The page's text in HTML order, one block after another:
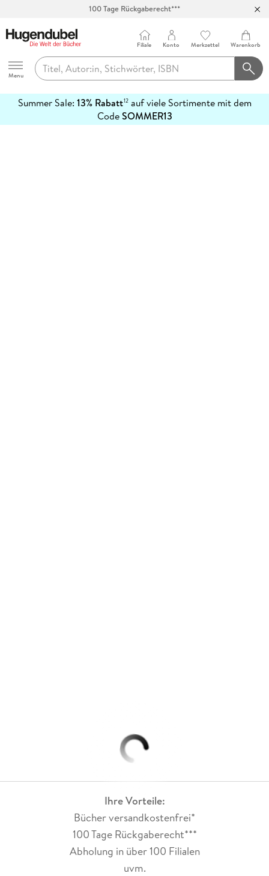
100 Tage Rückgaberecht***
Hugendubel
Menu
Filiale Konto Merkzettel Warenkorb
Summer Sale: 13% Rabatt12auf viele Sortimente mit dem
CodeSOMMER13
erfahren
Ihre Vorteile:
Bücher versandkostenfrei*
100 Tage Rückgaberecht***
Abholung in über 100 Filialen
uvm.